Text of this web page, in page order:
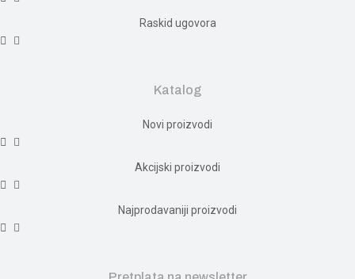
Raskid ugovora
Katalog
Novi proizvodi
Akcijski proizvodi
Najprodavaniji proizvodi